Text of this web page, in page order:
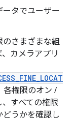
タでユーザー
のさまざまな組
カメラアプリ
各権限のオン /
すべての権限
うかを確認し